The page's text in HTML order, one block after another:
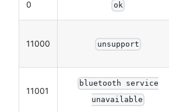
0 ok
11000 unsupport
11001
bluetooth service
unavailable